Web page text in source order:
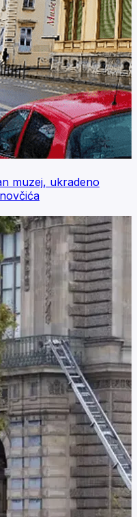
muzej, ukradeno